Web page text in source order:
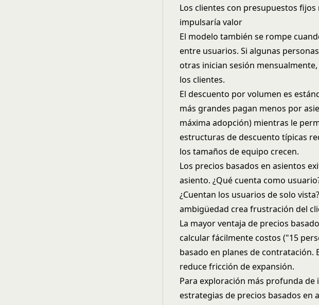
Los clientes con presupuestos
impulsaría valor
El modelo también se rompe
entre usuarios. Si algunas
otras inician sesión
los clientes.
El descuento por volumen es
más grandes pagan menos por
máxima adopción) mientras le
estructuras de descuento típicas
los tamaños de equipo crecen.
Los precios basados en asientos
asiento. ¿Qué cuenta como
¿Cuentan los usuarios de solo
ambigüedad crea frustración del
La mayor ventaja de precios
calcular fácilmente costos ("15
basado en planes de contratación.
reduce fricción de expansión.
Para exploración más profunda
estrategias de precios basados en